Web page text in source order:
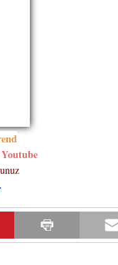
Youtube